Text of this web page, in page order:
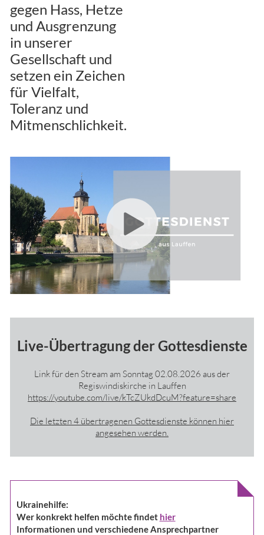
gegen Hass, Hetze
und Ausgrenzung
in unserer
Gesellschaft und
setzen ein Zeichen
für Vielfalt,
Toleranz und
Mitmenschlichkeit.
Live-Übertragung der Gottesdienste
Link für den Stream am Sonntag 02.08.2026 aus der
Regiswindiskirche in Lauffen
https://youtube.com/live/kTcZUkdDcuM?feature=share
Die letzten 4 übertragenen Gottesdienste können hier
angesehen werden.
Ukrainehilfe:
Wer konkrekt helfen möchtefindet hier
Informationen und verschiedene Ansprechpartner